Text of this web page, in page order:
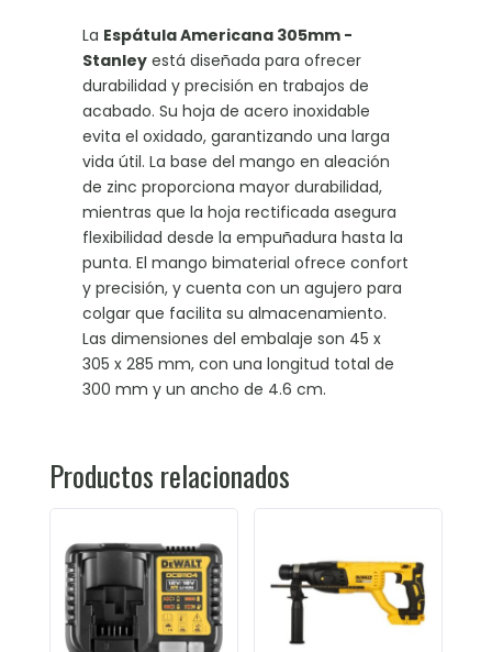
La Espátula Americana 305mm -
Stanleyestá diseñada para ofrecer
durabilidad y precisión en trabajos de
acabado. Su hoja de acero inoxidable
evita el oxidado, garantizando una larga
vida útil. La base del mango en aleación
de zinc proporciona mayor durabilidad,
mientras que la hoja rectificada asegura
flexibilidad desde la empuñadura hasta la
punta. El mango bimaterial ofrece confort
y precisión, y cuenta con un agujero para
colgar que facilita su almacenamiento.
Las dimensiones del embalaje son 45 x
305 x 285 mm, con una longitud total de
300 mm y un ancho de 4.6 cm.
Productos relacionados